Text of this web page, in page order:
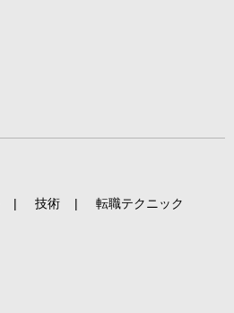
技術
転職テクニック